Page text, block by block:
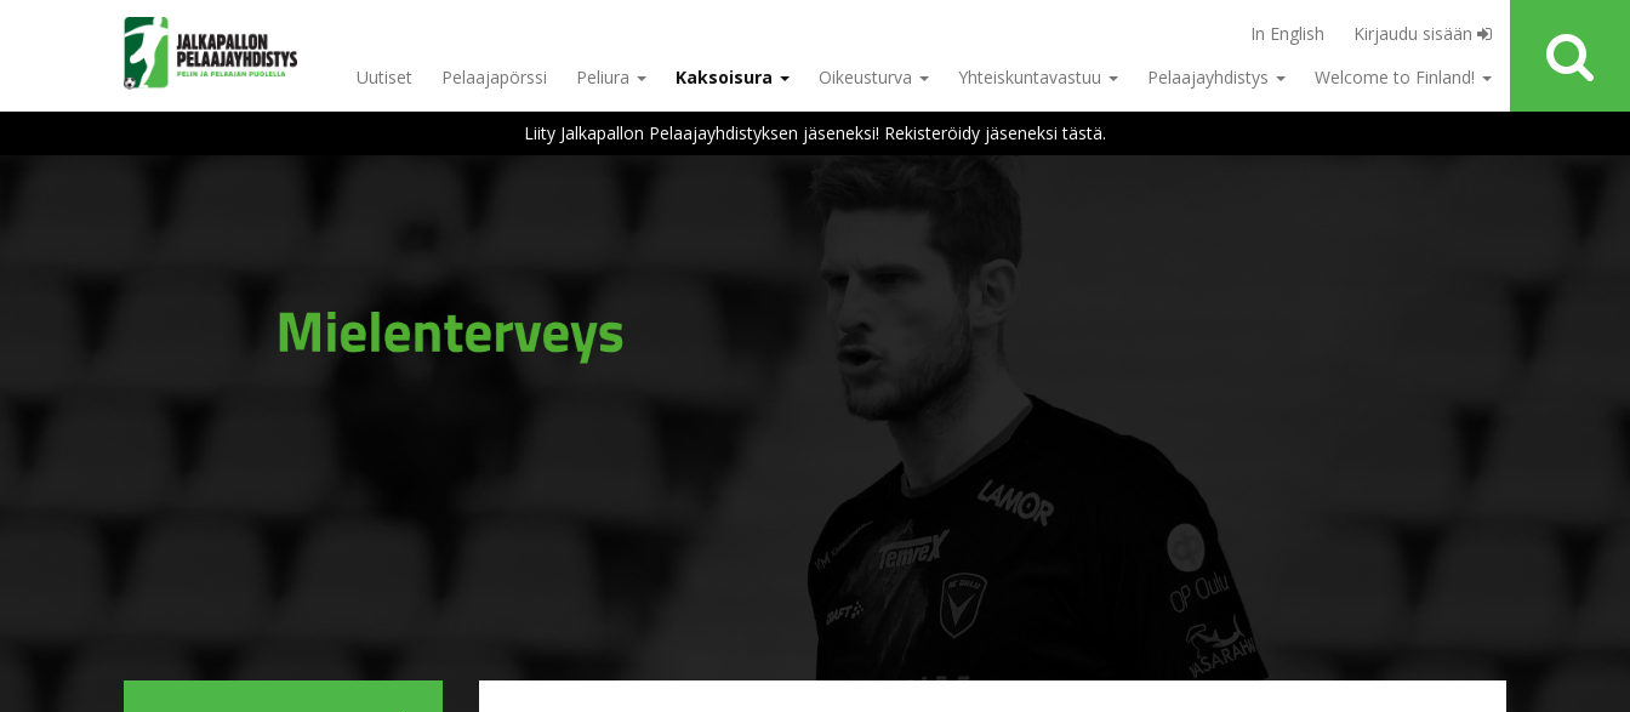
In English
Kirjaudu sisään
Uutiset
Pelaajapörssi Peliura Kaksoisura Oikeusturva Yhteiskuntavastuu Pelaajayhdistys Welcome to Finland!
Liity Jalkapallon Pelaajayhdistyksen jäseneksi! Rekisteröidy jäseneksi tästä.